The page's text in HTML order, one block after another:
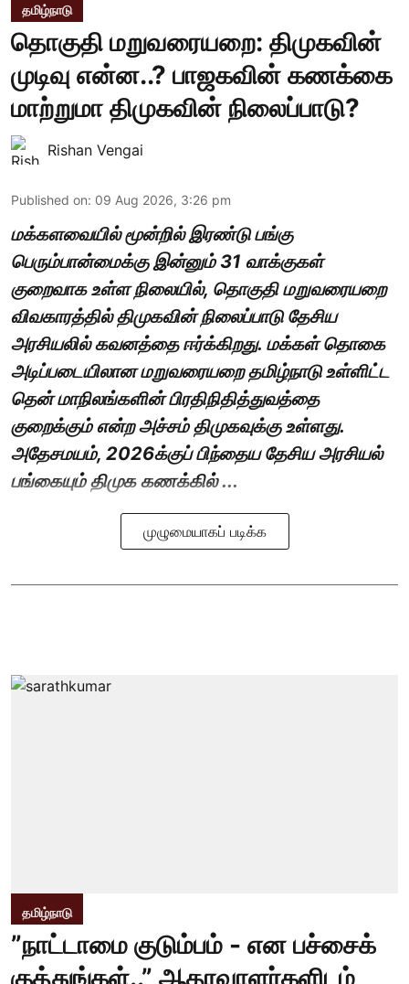
தமிழ்நாடு
தொகுதி மறுவரையறை: திமுகவின்
முடிவு என்ன..? பாஜகவின் கணக்கை
மாற்றுமா திமுகவின் நிலைப்பாடு?
Rishan Vengai
Published on: 09 Aug 2026, 3:26 pm
மக்களவையில் மூன்றில் இரண்டு பங்கு
பெரும்பான்மைக்கு இன்னும் 31 வாக்குகள்
குறைவாக உள்ள நிலையில், தொகுதி மறுவரையறை
விவகாரத்தில் திமுகவின் நிலைப்பாடு தேசிய
அரசியலில் கவனத்தை ஈர்க்கிறது. மக்கள் தொகை
அடிப்படையிலான மறுவரையறை தமிழ்நாடு உள்ளிட்ட
தென் மாநிலங்களின் பிரதிநிதித்துவத்தை
குறைக்கும் என்ற அச்சம் திமுகவுக்கு உள்ளது.
அதேசமயம், 2026க்குப் பிந்தைய தேசிய அரசியல்
பங்கையும் திமுக கணக்கில் ...
முழுமையாகப் படிக்க
தமிழ்நாடு
”நாட்டாமை குடும்பம் - என பச்சைக்
குத்துங்கள்..” ஆதரவாளர்களிடம்